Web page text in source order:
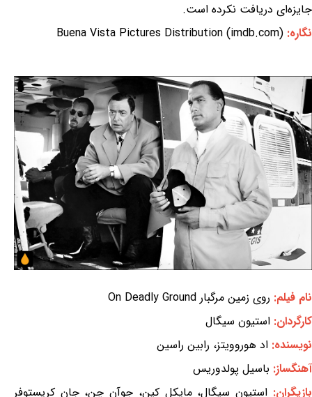
جایزه‌ای دریافت نکرده است.
نگاره: Buena Vista Pictures Distribution (imdb.com)
نام فیلم: روی زمین مرگبار On Deadly Ground
کارگردان: استیون سیگال
نویسنده: اد هوروویتز، رابین راسین
آهنگساز: باسیل پولدوریس
بازیگران: استیون سیگال، مایکل کین، جوآن چن، جان کریستوفر